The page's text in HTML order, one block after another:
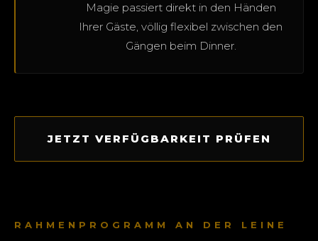
Magie passiert direkt in den Händen
Ihrer Gäste, völlig flexibel zwischen den
Gängen beim Dinner.
JETZT VERFÜGBARKEIT PRÜFEN
RAHMENPROGRAMM AN DER LEINE